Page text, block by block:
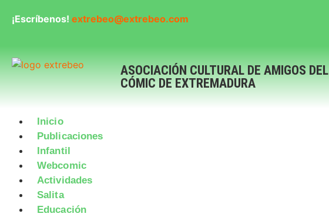
¡Escríbenos! extrebeo@extrebeo.com
ASOCIACIÓN CULTURAL DE AMIGOS DEL
CÓMIC DE EXTREMADURA
Inicio
Publicaciones
Infantil
Webcomic
Actividades
Salita
Educación